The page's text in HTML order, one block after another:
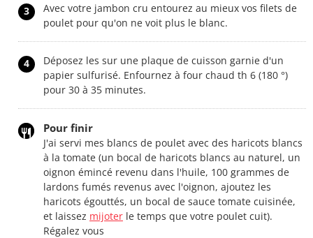
3
Avec votre jambon cru entourez au mieux vos filets de
poulet pour qu'on ne voit plus le blanc.
4
Déposez les sur une plaque de cuisson garnie d'un
papier sulfurisé. Enfournez à four chaud th 6 (180 °)
pour 30 à 35 minutes.
Pour finir
J'ai servi mes blancs de poulet avec des haricots blancs
à la tomate (un bocal de haricots blancs au naturel, un
oignon émincé revenu dans l'huile, 100 grammes de
lardons fumés revenus avec l'oignon, ajoutez les
haricots égouttés, un bocal de sauce tomate cuisinée,
et laissez mijoter le temps que votre poulet cuit).
Régalez vous